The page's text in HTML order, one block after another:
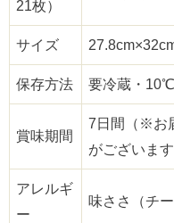
21枚）
サイズ
保存方法 要冷蔵・10℃
賞味期間
7日間（※お
がございます
アレルギ
ー
味ささ（チ